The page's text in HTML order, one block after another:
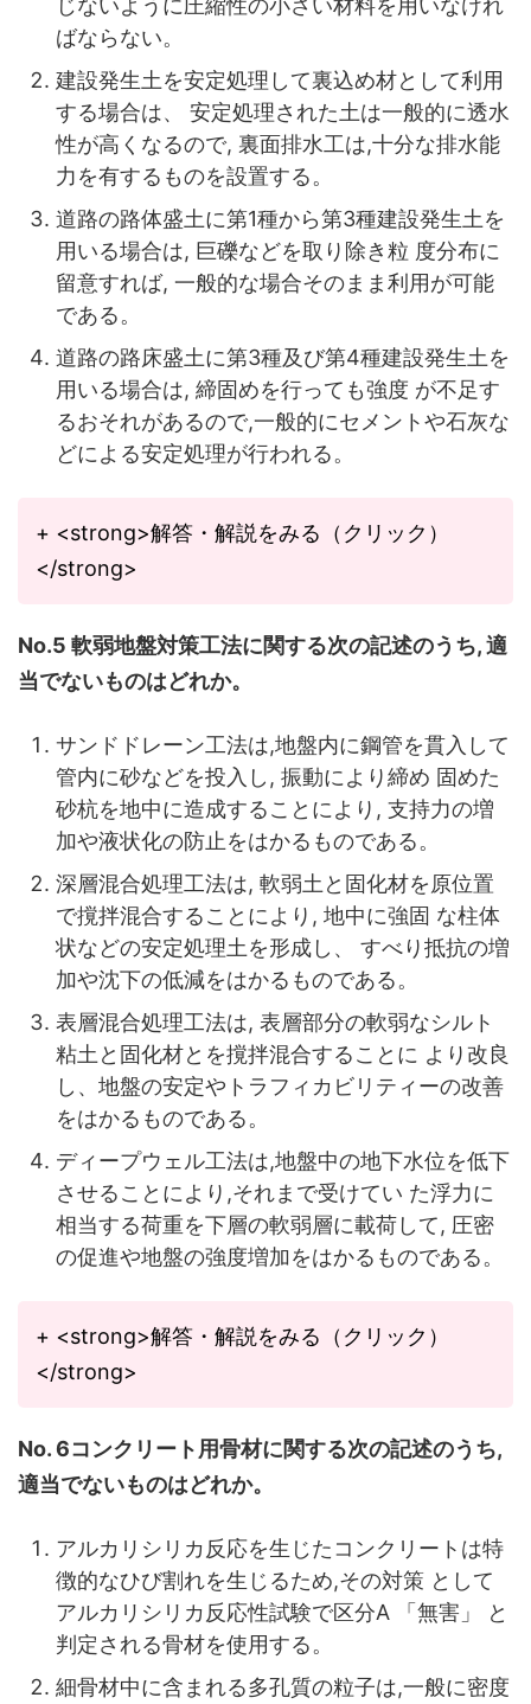
ばならない。
建設発生土を安定処理して裏込め材として利用
する場合は、 安定処理された土は一般的に透水
性が高くなるので, 裏面排水工は,十分な排水能
力を有するものを設置する。
道路の路体盛土に第1種から第3種建設発生土を
用いる場合は, 巨礫などを取り除き粒 度分布に
留意すれば, 一般的な場合そのまま利用が可能
である。
道路の路床盛土に第3種及び第4種建設発生土を
用いる場合は, 締固めを行っても強度 が不足す
るおそれがあるので,一般的にセメントや石灰な
どによる安定処理が行われる。
+ <strong>解答・解説をみる（クリック）
</strong>
No.5 軟弱地盤対策工法に関する次の記述のうち, 適
当でないものはどれか。
サンドドレーン工法は,地盤内に鋼管を貫入して
管内に砂などを投入し, 振動により締め 固めた
砂杭を地中に造成することにより, 支持力の増
加や液状化の防止をはかるものである。
深層混合処理工法は, 軟弱土と固化材を原位置
で撹拌混合することにより, 地中に強固 な柱体
状などの安定処理土を形成し、 すべり抵抗の増
加や沈下の低減をはかるものである。
表層混合処理工法は, 表層部分の軟弱なシルト
粘土と固化材とを撹拌混合することに より改良
し、地盤の安定やトラフィカビリティーの改善
をはかるものである。
ディープウェル工法は,地盤中の地下水位を低下
させることにより,それまで受けてい た浮力に
相当する荷重を下層の軟弱層に載荷して, 圧密
の促進や地盤の強度増加をはかるものである。
+ <strong>解答・解説をみる（クリック）
</strong>
No. 6コンクリート用骨材に関する次の記述のうち,
適当でないものはどれか。
アルカリシリカ反応を生じたコンクリートは特
徴的なひび割れを生じるため,その対策 として
アルカリシリカ反応性試験で区分A 「無害」 と
判定される骨材を使用する。
細骨材中に含まれる多孔質の粒子は,一般に密度